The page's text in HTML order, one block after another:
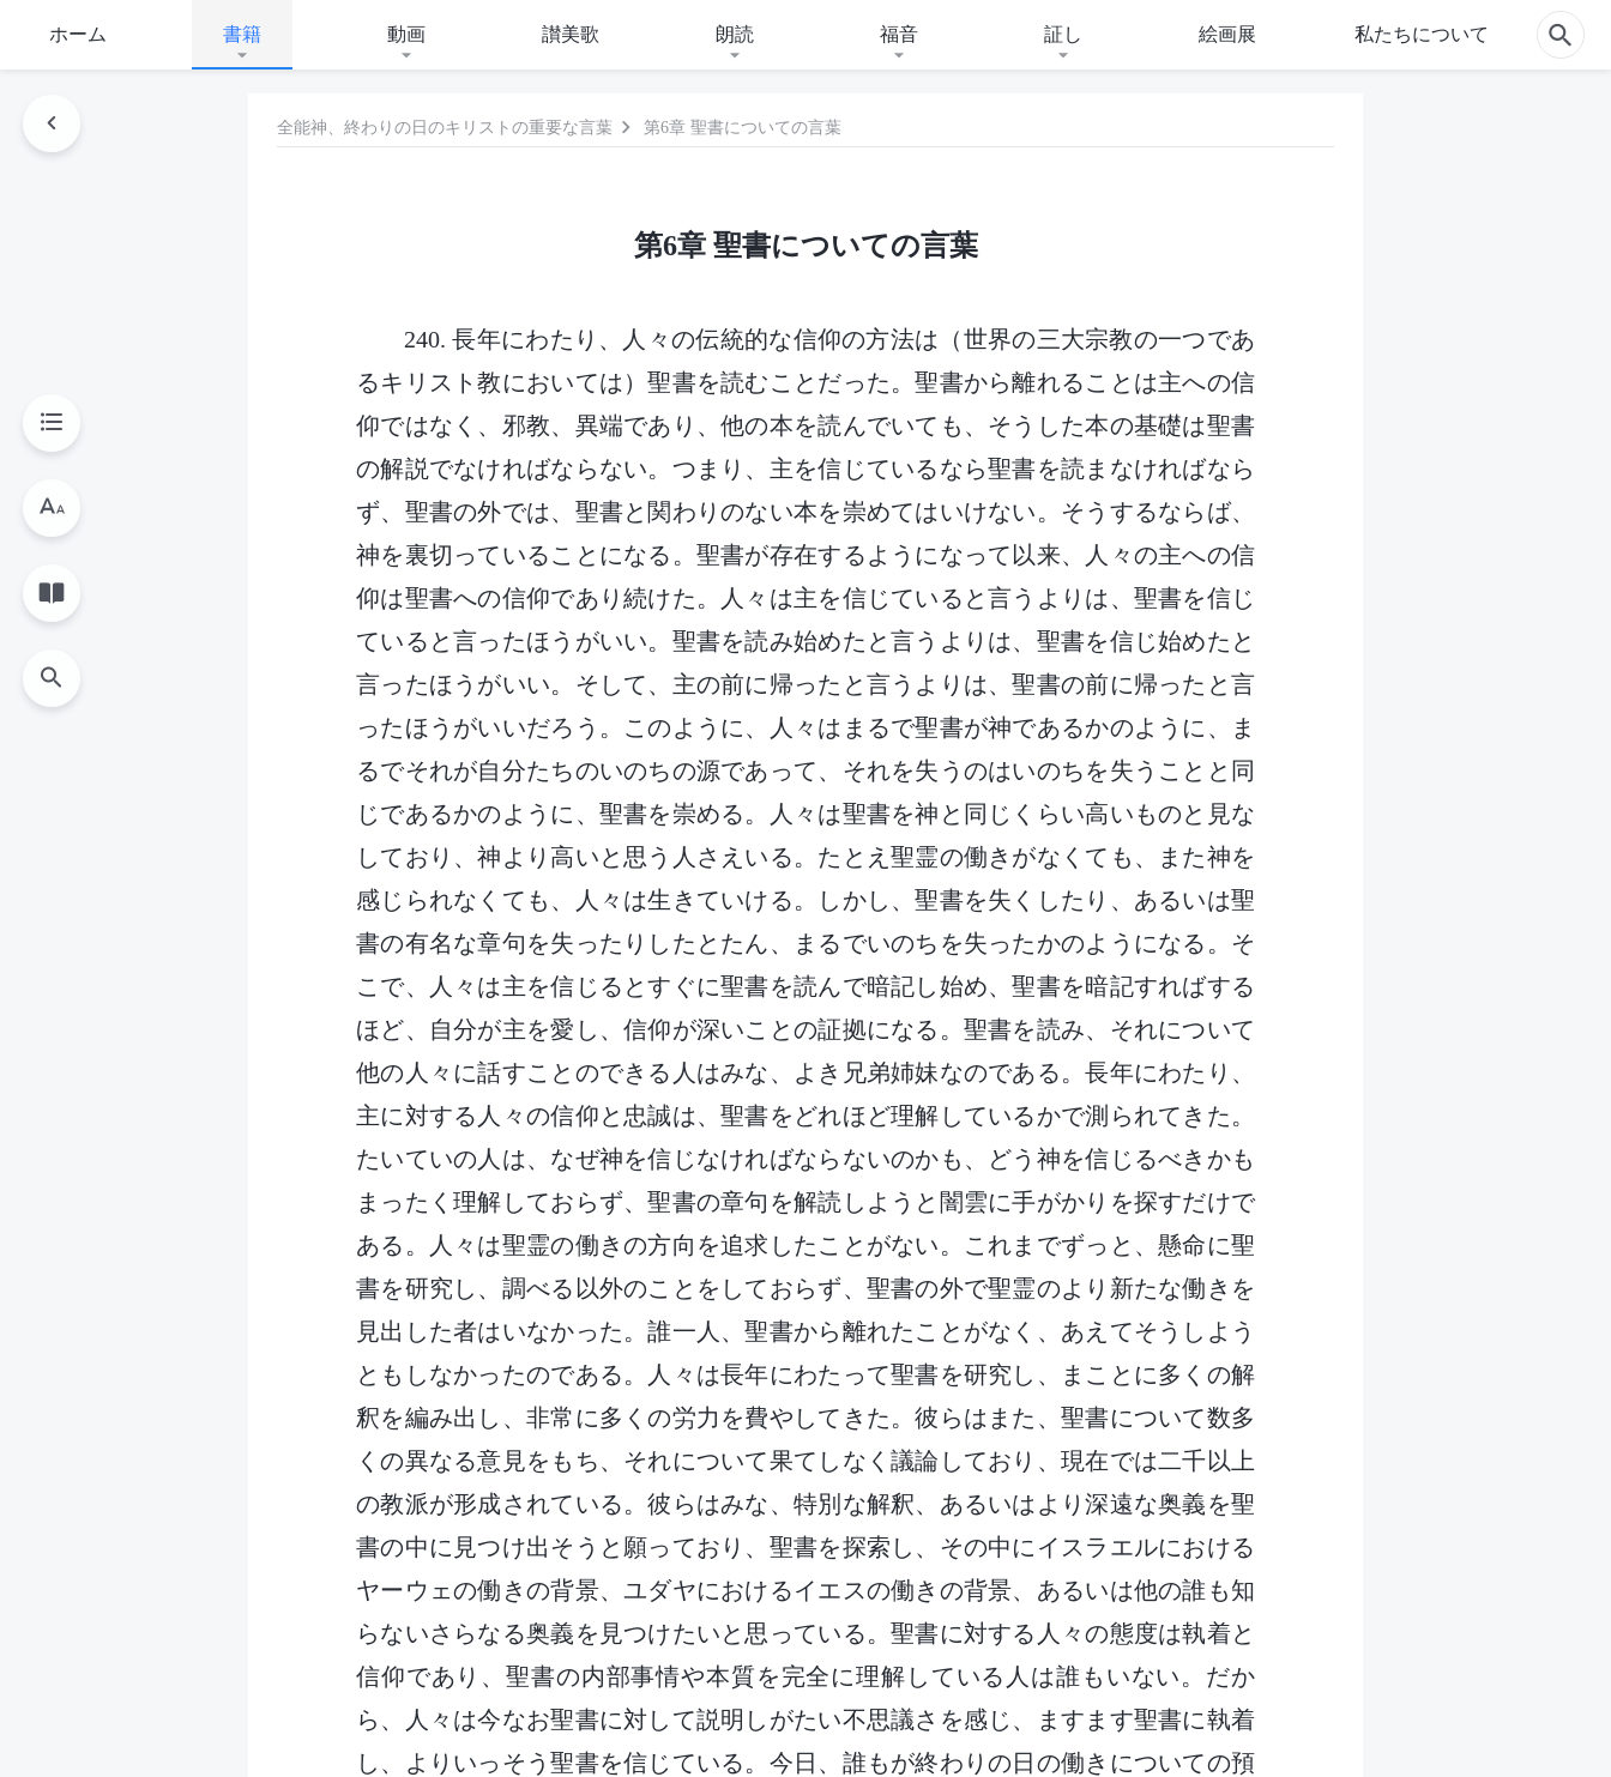
ホーム 書籍 動画 讃美歌 朗読 福音 証し 絵画展 私たちについて
全能神、終わりの日のキリストの重要な言葉 第6章 聖書についての言葉
第6章 聖書についての言葉
240. 長年にわたり、人々の伝統的な信仰の方法は（世界の三大宗教の一つであ
るキリスト教においては）聖書を読むことだった。聖書から離れることは主への信
仰ではなく、邪教、異端であり、他の本を読んでいても、そうした本の基礎は聖書
の解説でなければならない。つまり、主を信じているなら聖書を読まなければなら
ず、聖書の外では、聖書と関わりのない本を崇めてはいけない。そうするならば、
神を裏切っていることになる。聖書が存在するようになって以来、人々の主への信
仰は聖書への信仰であり続けた。人々は主を信じていると言うよりは、聖書を信じ
ていると言ったほうがいい。聖書を読み始めたと言うよりは、聖書を信じ始めたと
言ったほうがいい。そして、主の前に帰ったと言うよりは、聖書の前に帰ったと言
ったほうがいいだろう。このように、人々はまるで聖書が神であるかのように、ま
るでそれが自分たちのいのちの源であって、それを失うのはいのちを失うことと同
じであるかのように、聖書を崇める。人々は聖書を神と同じくらい高いものと見な
しており、神より高いと思う人さえいる。たとえ聖霊の働きがなくても、また神を
感じられなくても、人々は生きていける。しかし、聖書を失くしたり、あるいは聖
書の有名な章句を失ったりしたとたん、まるでいのちを失ったかのようになる。そ
こで、人々は主を信じるとすぐに聖書を読んで暗記し始め、聖書を暗記すればする
ほど、自分が主を愛し、信仰が深いことの証拠になる。聖書を読み、それについて
他の人々に話すことのできる人はみな、よき兄弟姉妹なのである。長年にわたり、
主に対する人々の信仰と忠誠は、聖書をどれほど理解しているかで測られてきた。
たいていの人は、なぜ神を信じなければならないのかも、どう神を信じるべきかも
まったく理解しておらず、聖書の章句を解読しようと闇雲に手がかりを探すだけで
ある。人々は聖霊の働きの方向を追求したことがない。これまでずっと、懸命に聖
書を研究し、調べる以外のことをしておらず、聖書の外で聖霊のより新たな働きを
見出した者はいなかった。誰一人、聖書から離れたことがなく、あえてそうしよう
ともしなかったのである。人々は長年にわたって聖書を研究し、まことに多くの解
釈を編み出し、非常に多くの労力を費やしてきた。彼らはまた、聖書について数多
くの異なる意見をもち、それについて果てしなく議論しており、現在では二千以上
の教派が形成されている。彼らはみな、特別な解釈、あるいはより深遠な奥義を聖
書の中に見つけ出そうと願っており、聖書を探索し、その中にイスラエルにおける
ヤーウェの働きの背景、ユダヤにおけるイエスの働きの背景、あるいは他の誰も知
らないさらなる奥義を見つけたいと思っている。聖書に対する人々の態度は執着と
信仰であり、聖書の内部事情や本質を完全に理解している人は誰もいない。だか
ら、人々は今なお聖書に対して説明しがたい不思議さを感じ、ますます聖書に執着
し、よりいっそう聖書を信じている。今日、誰もが終わりの日の働きについての預